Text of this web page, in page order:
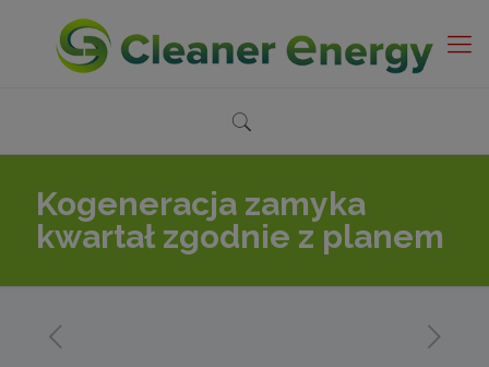
Kogeneracja zamyka
kwartał zgodnie z planem